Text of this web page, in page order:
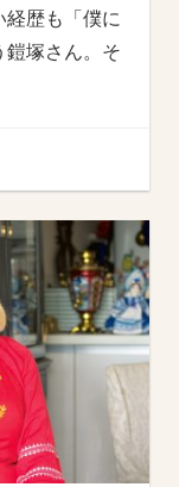
歴も「僕に
鎧塚さん。そ